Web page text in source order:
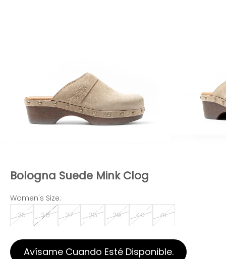
Bologna Suede Mink Clog
Women's Size:
35 36 37 38 39 40 41
Avísame Cuando Esté Disponible.